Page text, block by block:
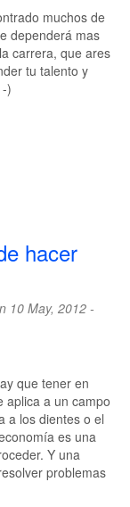
muchos de
dependerá mas
carrera, que ares
tu talento y
)
hacer
10 May, 2012 -
que tener en
aplica a un campo
a los dientes o el
es una
Y una
problemas